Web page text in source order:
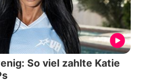
So viel zahlte Katie